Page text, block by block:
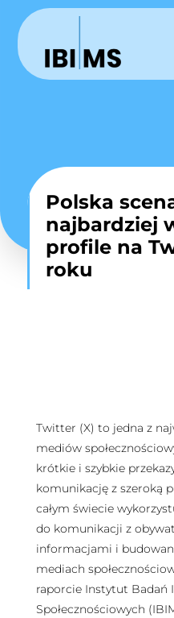
Polska
najbardziej
profile na
roku
Twitter (X) to jedna z
mediów
krótkie i szybkie
komunikację z szeroką
całym świecie
do komunikacji z
informacjami i
mediach
raporcie Instytut Badań
Społecznościowych